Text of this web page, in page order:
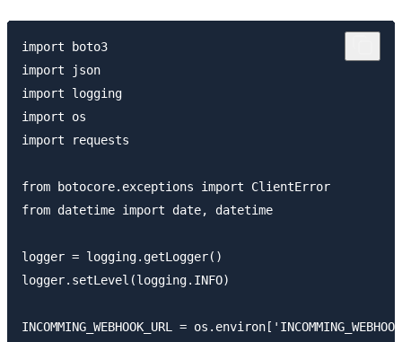
import boto3
import json
import logging
import os
import requests
from botocore.exceptions import ClientError
from datetime import date, datetime
logger = logging.getLogger()
logger.setLevel(logging.INFO)
INCOMMING_WEBHOOK_URL =